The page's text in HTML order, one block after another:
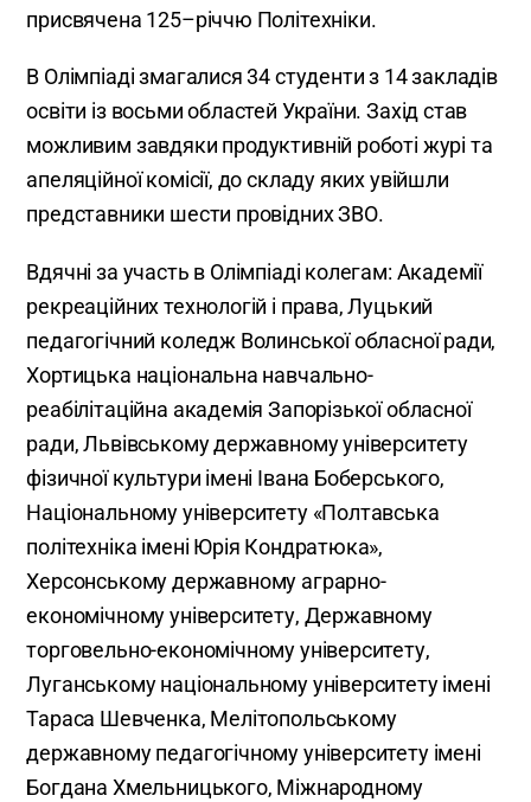
присвячена 125–річчю Політехніки.
В Олімпіаді змагалися 34 студенти з 14 закладів
освіти із восьми областей України. Захід став
можливим завдяки продуктивній роботі журі та
апеляційної комісії, до складу яких увійшли
представники шести провідних ЗВО.
Вдячні за участь в Олімпіаді колегам: Академії
рекреаційних технологій і права, Луцький
педагогічний коледж Волинської обласної ради,
Хортицька національна навчально-
реабілітаційна академія Запорізької обласної
ради, Львівському державному університету
фізичної культури імені Івана Боберського,
Національному університету «Полтавська
політехніка імені Юрія Кондратюка»,
Херсонському державному аграрно-
економічному університету, Державному
торговельно-економічному університету,
Луганському національному університету імені
Тараса Шевченка, Мелітопольському
державному педагогічному університету імені
Богдана Хмельницького, Міжнародному